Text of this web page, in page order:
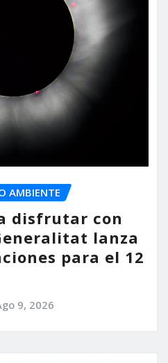
AMBIENTE
disfrutar con
lanza
para el 12
9, 2026